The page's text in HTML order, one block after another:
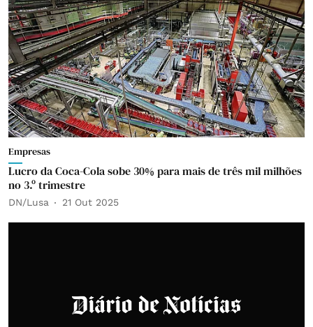
Empresas
Lucro da Coca-Cola sobe 30% para mais de três mil milhões
no 3.º trimestre
DN/Lusa 21 Out 2025